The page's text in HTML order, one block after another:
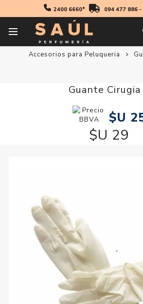
2400 6660* 094 477 886-
Inicio Accesorios
Accesorios para Peluqueria
Guante Cirugia
$U
$U 29